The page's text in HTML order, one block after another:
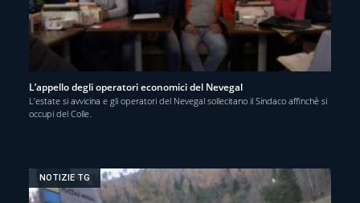
L’appello degli operatori economici del Nevegal
L’estate si avvicina e gli operatori del Nevegal sollecitano il Sindaco affinchè si
occupi del Colle.
NOTIZIE TG